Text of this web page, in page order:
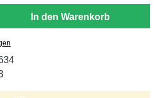
In den Warenkorb